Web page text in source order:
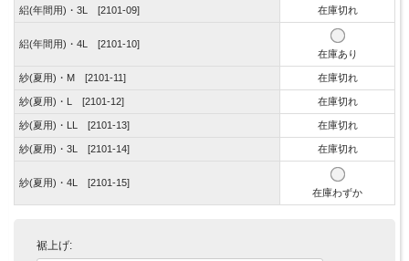
絽(年間用)・3L [2101-09] 在庫切れ
絽(年間用)・4L [2101-10]
在庫あり
紗(夏用)・M [2101-11] 在庫切れ
紗(夏用)・L [2101-12] 在庫切れ
紗(夏用)・LL [2101-13] 在庫切れ
紗(夏用)・3L [2101-14] 在庫切れ
紗(夏用)・4L [2101-15]
在庫わずか
裾上げ: